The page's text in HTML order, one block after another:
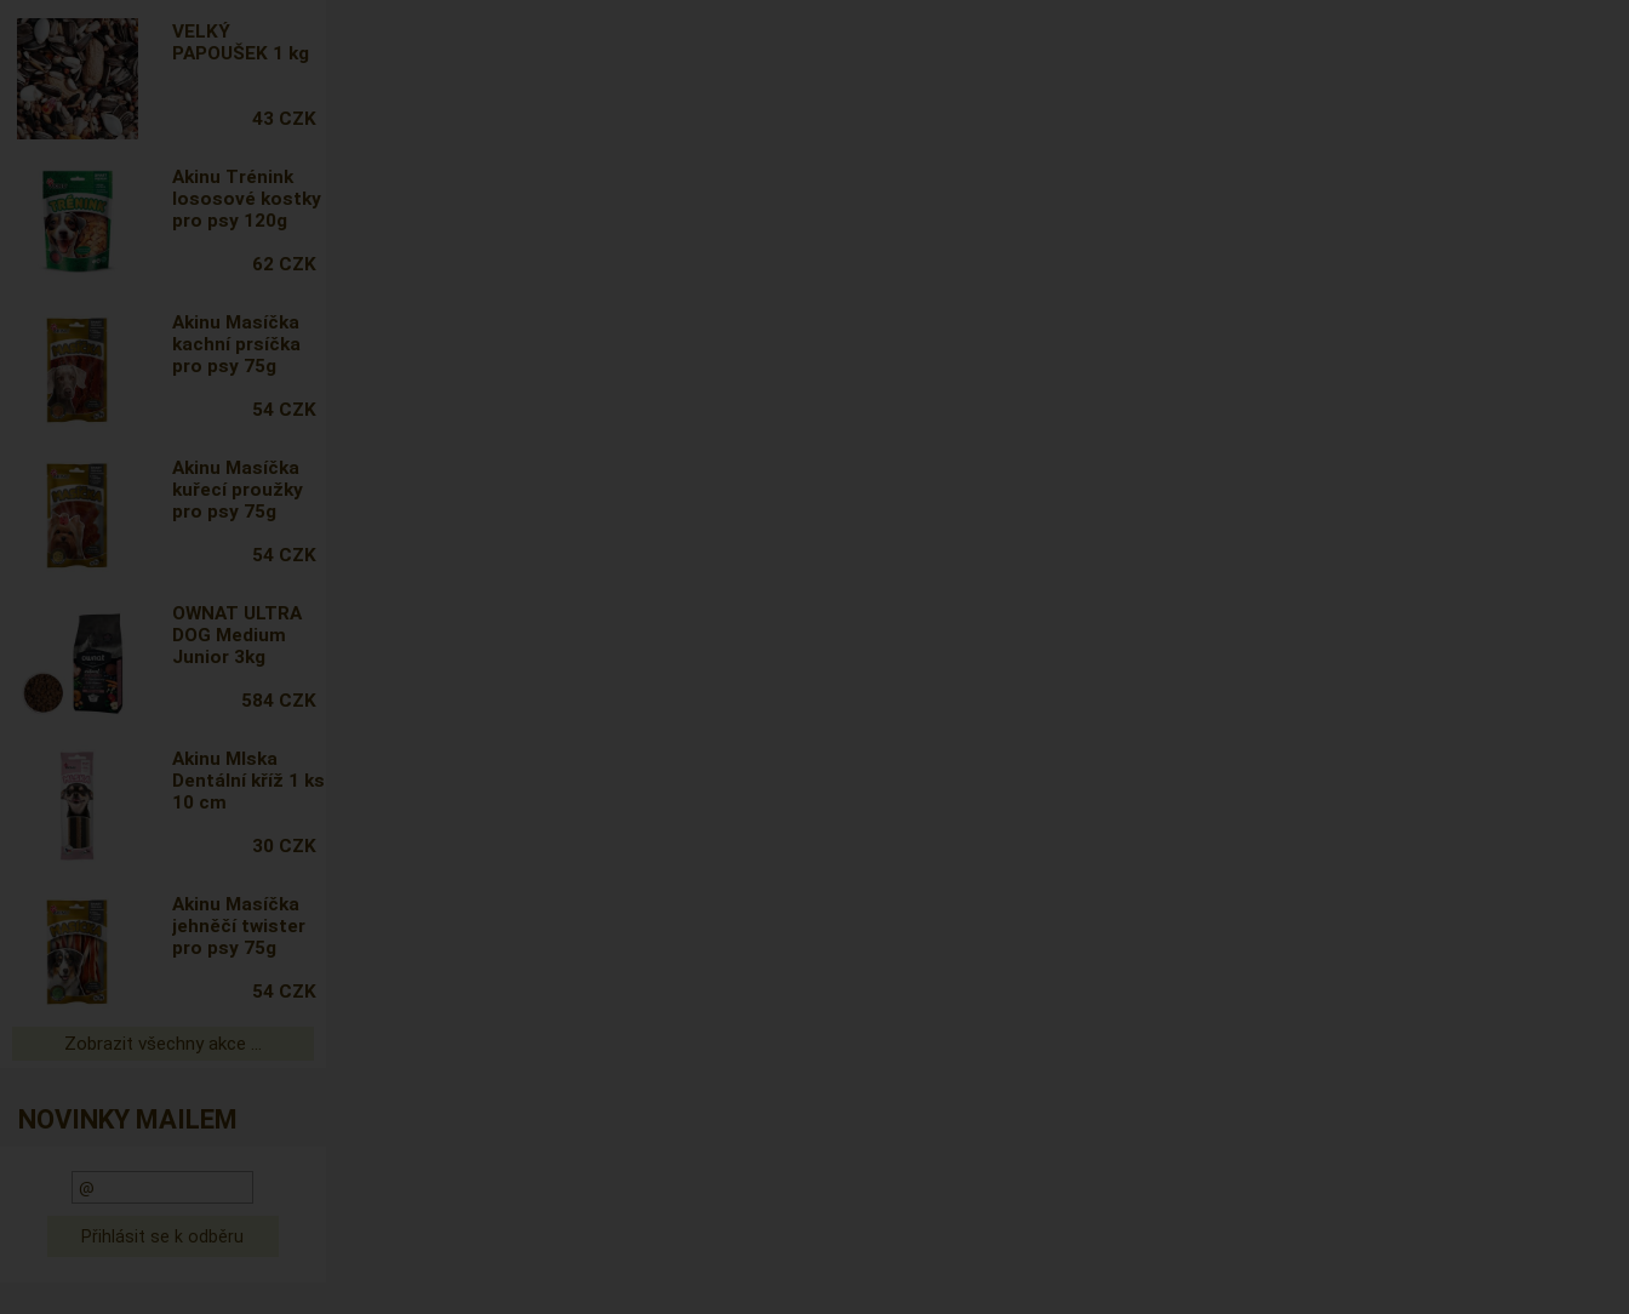
VELKÝ
PAPOUŠEK 1 kg
43 CZK
Akinu Trénink
lososové kostky
pro psy 120g
62 CZK
Akinu Masíčka
kachní prsíčka
pro psy 75g
54 CZK
Akinu Masíčka
kuřecí proužky
pro psy 75g
54 CZK
OWNAT ULTRA
DOG Medium
Junior 3kg
584 CZK
Akinu Mlska
Dentální kříž 1 ks
10 cm
30 CZK
Akinu Masíčka
jehněčí twister
pro psy 75g
54 CZK
Zobrazit všechny akce ...
NOVINKY MAILEM